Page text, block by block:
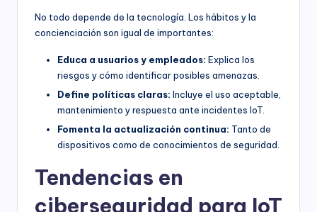
No todo depende de la tecnología. Los hábitos y la
concienciación son igual de importantes:
Educa a usuarios y empleados: Explica los
riesgos y cómo identificar posibles amenazas.
Define políticas claras: Incluye el uso aceptable,
mantenimiento y respuesta ante incidentes IoT.
Fomenta la actualización continua: Tanto de
dispositivos como de conocimientos de seguridad.
Tendencias en
ciberseguridad para IoT